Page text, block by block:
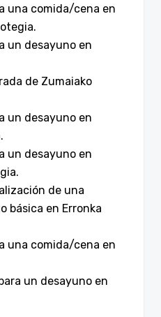
una comida/cena en
un desayuno en
de Zumaiako
un desayuno en
un desayuno en
de una
básica en Erronka
una comida/cena en
un desayuno en